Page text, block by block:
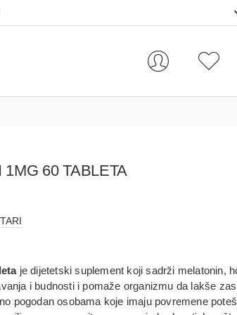
60 TABLETA
je dijetetski suplement koji sadrži melatonin,
i budnostii pomaže organizmu da lakše
pogodan osobama koje imaju povremene